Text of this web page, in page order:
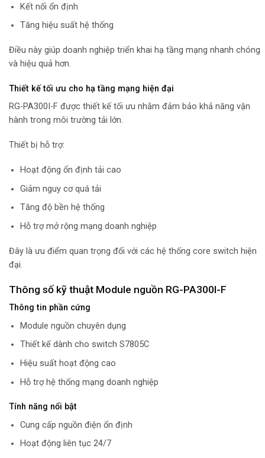
Kết nối ổn định
Tăng hiệu suất hệ thống
Điều này giúp doanh nghiệp triển khai hạ tầng mạng nhanh chóng
và hiệu quả hơn.
Thiết kế tối ưu cho hạ tầng mạng hiện đại
RG-PA300I-F được thiết kế tối ưu nhằm đảm bảo khả năng vận
hành trong môi trường tải lớn.
Thiết bị hỗ trợ:
Hoạt động ổn định tải cao
Giảm nguy cơ quá tải
Tăng độ bền hệ thống
Hỗ trợ mở rộng mạng doanh nghiệp
Đây là ưu điểm quan trọng đối với các hệ thống core switch hiện
đại.
Thông số kỹ thuật Module nguồn RG-PA300I-F
Thông tin phần cứng
Module nguồn chuyên dụng
Thiết kế dành cho switch S7805C
Hiệu suất hoạt động cao
Hỗ trợ hệ thống mạng doanh nghiệp
Tính năng nổi bật
Cung cấp nguồn điện ổn định
Hoạt động liên tục 24/7